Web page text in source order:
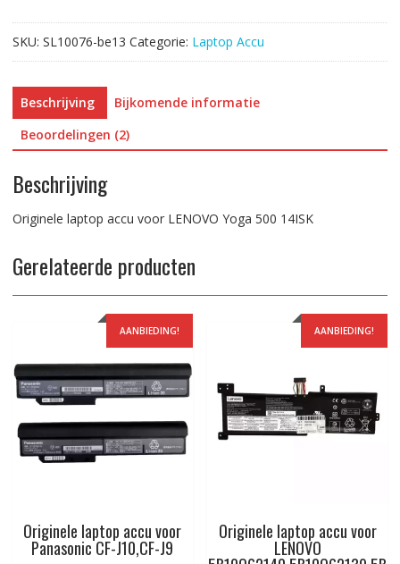
aantal
SKU: SL10076-be13 Categorie: Laptop Accu
Beschrijving
Bijkomende informatie
Beoordelingen (2)
Beschrijving
Originele laptop accu voor LENOVO Yoga 500 14ISK
Gerelateerde producten
AANBIEDING!
Originele laptop accu voor
Panasonic CF-J10,CF-J9
AANBIEDING!
Originele laptop accu voor
LENOVO